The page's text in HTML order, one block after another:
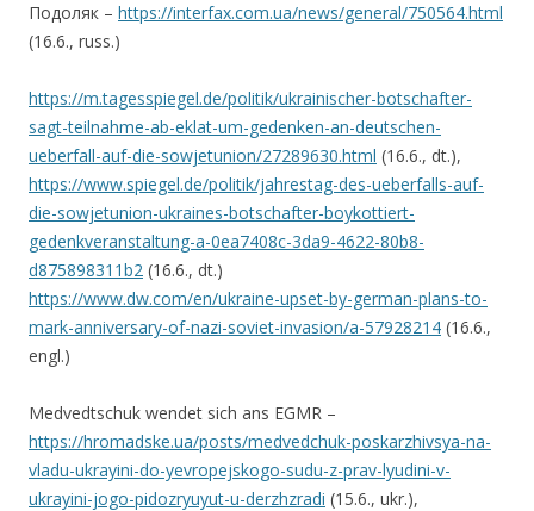
Подоляк – https://interfax.com.ua/news/general/750564.html
(16.6., russ.)
https://m.tagesspiegel.de/politik/ukrainischer-botschafter-
sagt-teilnahme-ab-eklat-um-gedenken-an-deutschen-
ueberfall-auf-die-sowjetunion/27289630.html (16.6., dt.),
https://www.spiegel.de/politik/jahrestag-des-ueberfalls-auf-
die-sowjetunion-ukraines-botschafter-boykottiert-
gedenkveranstaltung-a-0ea7408c-3da9-4622-80b8-
d875898311b2 (16.6., dt.)
https://www.dw.com/en/ukraine-upset-by-german-plans-to-
mark-anniversary-of-nazi-soviet-invasion/a-57928214 (16.6.,
engl.)
Medvedtschuk wendet sich ans EGMR –
https://hromadske.ua/posts/medvedchuk-poskarzhivsya-na-
vladu-ukrayini-do-yevropejskogo-sudu-z-prav-lyudini-v-
ukrayini-jogo-pidozryuyut-u-derzhzradi (15.6., ukr.),